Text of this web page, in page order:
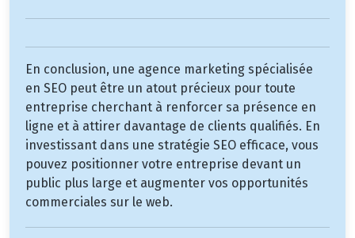
En conclusion, une agence marketing spécialisée
en SEO peut être un atout précieux pour toute
entreprise cherchant à renforcer sa présence en
ligne et à attirer davantage de clients qualifiés. En
investissant dans une stratégie SEO efficace, vous
pouvez positionner votre entreprise devant un
public plus large et augmenter vos opportunités
commerciales sur le web.